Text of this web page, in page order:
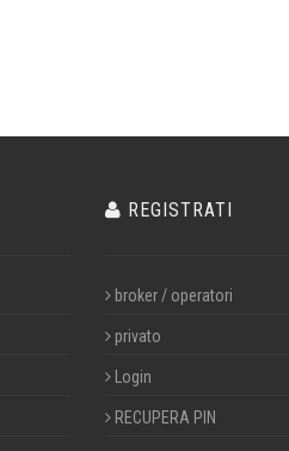
REGISTRATI
broker / operatori
privato
Login
RECUPERA PIN